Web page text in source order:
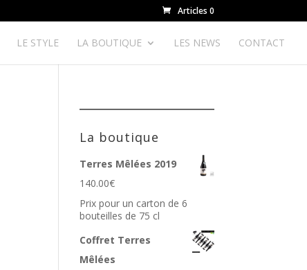
Articles 0
LE STYLE LA BOUTIQUE LES NEWS CONTACT
La boutique
Terres Mêlées 2019
140.00€
Prix pour un carton de 6
bouteilles de 75 cl
Coffret Terres
Mêlées